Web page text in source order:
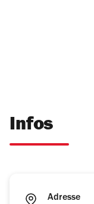
Infos
Adresse